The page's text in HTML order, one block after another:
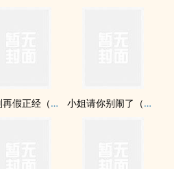
亲亲别再假正经（月老有点忙之七） 小姐请你别闹了（月老有点忙之四）